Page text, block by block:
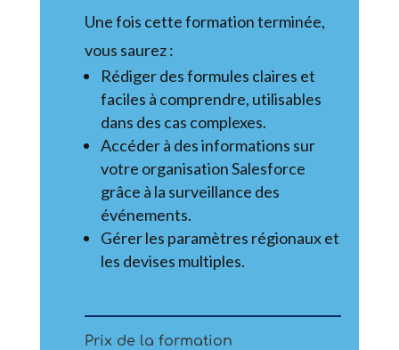
Une fois cette formation terminée,
vous saurez :
Rédiger des formules claires et
faciles à comprendre, utilisables
dans des cas complexes.
Accéder à des informations sur
votre organisation Salesforce
grâce à la surveillance des
événements.
Gérer les paramètres régionaux et
les devises multiples.
Prix de la formation